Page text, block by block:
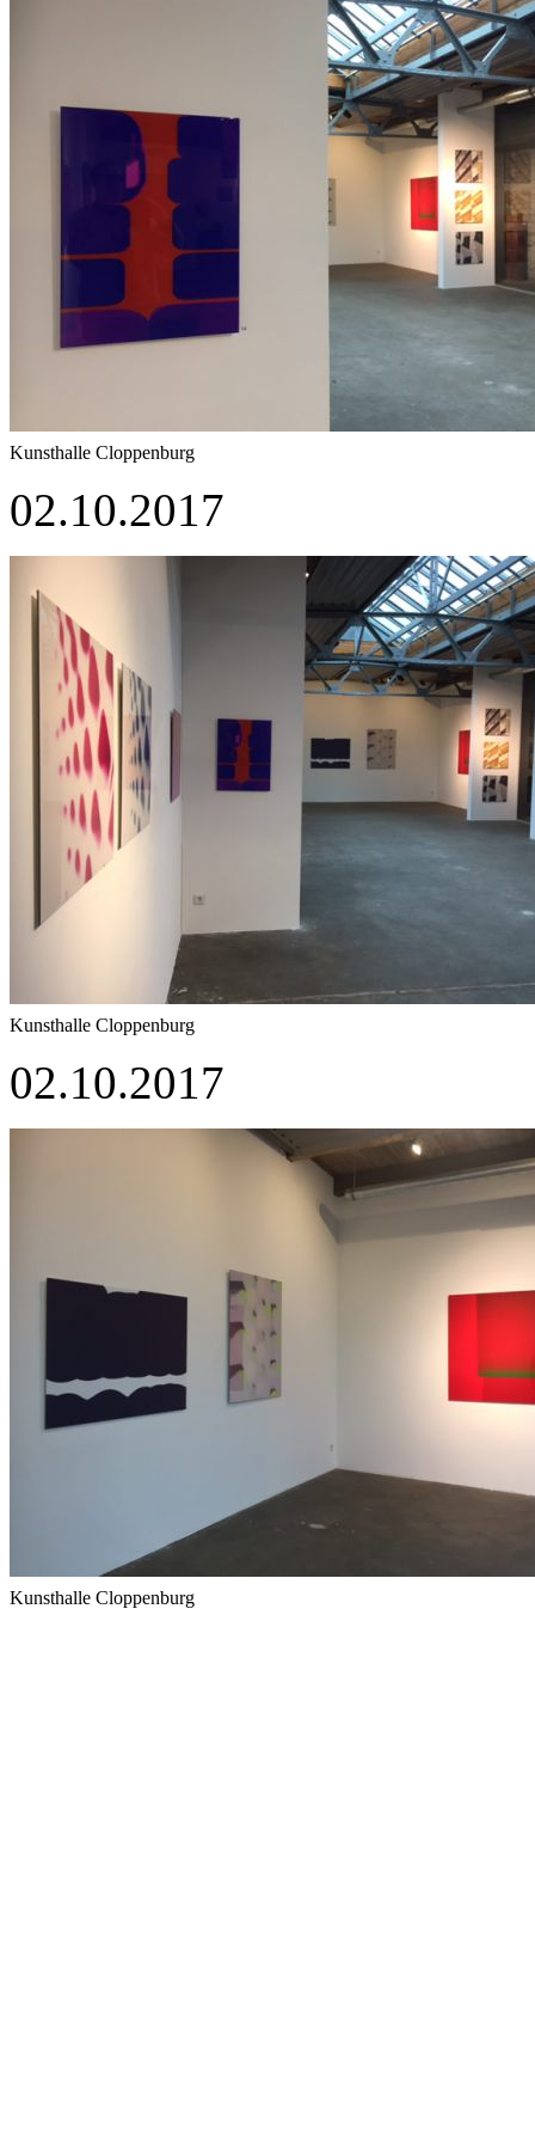
Kunsthalle Cloppenburg
02.10.2017
Kunsthalle Cloppenburg
02.10.2017
Kunsthalle Cloppenburg